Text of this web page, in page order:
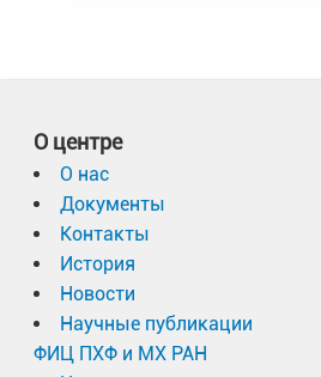
О центре
О нас
Документы
Контакты
История
Новости
Научные публикации
ФИЦ ПХФ и МХ РАН